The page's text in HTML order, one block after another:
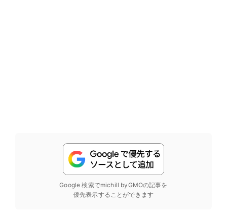
Google 検索でmichill byGMOの記事を
優先表示することができます